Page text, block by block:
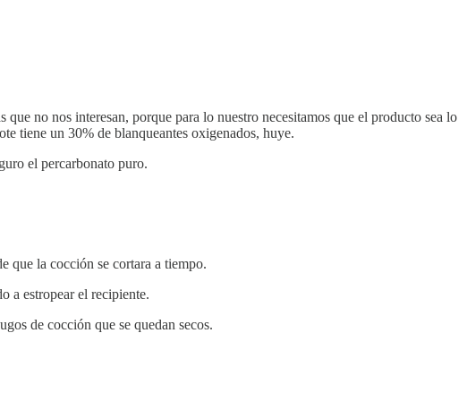
no nos interesan, porque para lo nuestro necesitamos que el producto sea lo
tiene un 30% de blanqueantes oxigenados, huye.
el percarbonato puro.
que la cocción se cortara a tiempo.
a estropear el recipiente.
de cocción que se quedan secos.